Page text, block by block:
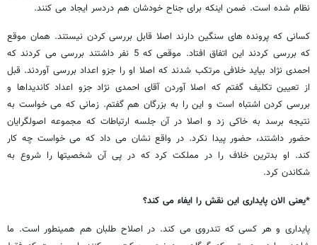
نظام شده است. ضمن اینکه برای جناح خودشان هم دردسر ایجاد می کنند.
کسانی که پرونده های سنگین دارند اصلا قابل بررسی کردن نیستند. همان موقع
که بررسی کردند این اتفاق افتاد. موقعی که 5 نفر داشتند بررسی می کردند که
احمدی نژاد بیاید خلافی مرتکب شدند که اصلا او را جزو اعداد بررسی آوردند. قبل
از تعیین تکلیف گفتم که اصلا آوردن آقای احمدی نژاد جزو اعداد کاندیداها و
بررسی کردن اشتباه است و این را به بزرگان هم گفتم. زمانی که می خواست به
نتیجه برسد به خاکی زد و اصلا در آن جلسه ارتباطات که مجموعه اصولگرایان
حضور داشتند، حضور پیدا نکرد. در واقع نشان می داد که می خواست چه کار
کند. او بدترین خلاف را در مملکت کرد که در پی آن شخصیتها را شروع به
شکاندن کرد.
*یعنی الان پایداری این نقش را ایفاء می کند؟
پایداری و هر کسی که تندروی می کند. در اصلاح طلبان هم همینطور است. ما